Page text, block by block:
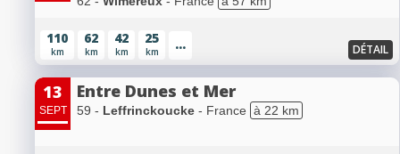
110
km
62
km
42
km
25
km ... DÉTAIL
13
SEPT
Entre Dunes et Mer
59 - Leffrinckoucke - France à 22 km